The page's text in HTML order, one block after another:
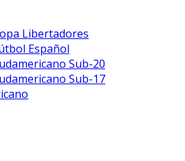
Libertadores
Español
Sub-20
Sub-17